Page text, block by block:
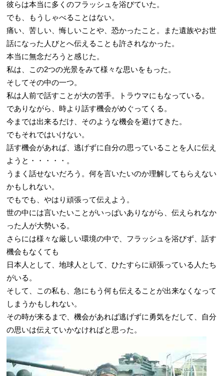
彼らは本当に多くのフラッシュを浴びていた。
でも、もうしゃべることはない。
痛い、苦しい、悔しいことや、恐かったこと。また遺族やお世
話になった人びとへ伝えることも許されなかった。
本当に無念だろうと感じた。
私は、この2つの光景をみて様々な思いをもった。
そしてその中の一つ。
私は人前で話すことが大の苦手。トラウマにもなっている。
でありながら、時より話す機会がめぐってくる。
今までは出来るだけ、そのような機会を避けてきた。
でもそれではいけない。
話す機会があれば、逃げずに自分の思っていることを人に伝え
ようと・・・・・。
うまく話せないだろう。何を言いたいのか理解してもらえない
かもしれない。
でもでも、やはり頑張って伝えよう。
世の中には言いたいことがいっぱいありながら、伝えられなか
った人が大勢いる。
さらには様々な厳しい環境の中で、フラッシュを浴びず、話す
機会もなくても
日本人として、地球人として、ひたすらに頑張っている人たち
がいる。
そして、この私も、急にもう何も伝えることが出来なくなって
しまうかもしれない。
その時が来るまで、機会があれば逃げずに勇気をだして、自分
の思いは伝えていかなければと思った。